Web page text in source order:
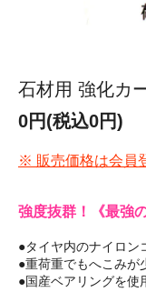
石材用 強化カ
0円(税込0円)
※ 販売価格は会員
強度抜群！《最強
●タイヤ内のナイロン
●重荷重でもへこみが
●国産ベアリングを使